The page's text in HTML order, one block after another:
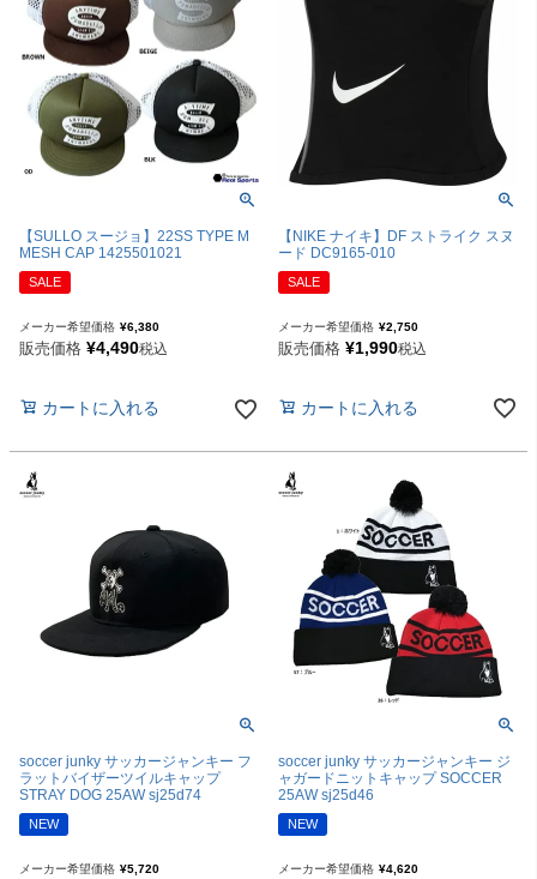
【SULLO スージョ】22SS TYPE M
MESH CAP 1425501021
SALE
メーカー希望価格 ¥6,380
販売価格 ¥4,490税込
カートに入れる
【NIKE ナイキ】DF ストライク スヌ
ード DC9165-010
SALE
メーカー希望価格 ¥2,750
販売価格 ¥1,990税込
カートに入れる
soccer junky サッカージャンキー フ
ラットバイザーツイルキャップ
STRAY DOG 25AW sj25d74
NEW
メーカー希望価格 ¥5,720
soccer junky サッカージャンキー ジ
ャガードニットキャップ SOCCER
25AW sj25d46
NEW
メーカー希望価格 ¥4,620